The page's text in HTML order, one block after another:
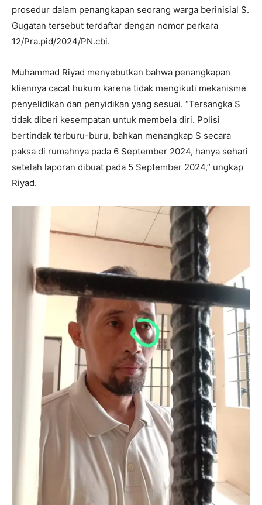
prosedur dalam penangkapan seorang warga berinisial S.
Gugatan tersebut terdaftar dengan nomor perkara
12/Pra.pid/2024/PN.cbi.
Muhammad Riyad menyebutkan bahwa penangkapan
kliennya cacat hukum karena tidak mengikuti mekanisme
penyelidikan dan penyidikan yang sesuai. “Tersangka S
tidak diberi kesempatan untuk membela diri. Polisi
bertindak terburu-buru, bahkan menangkap S secara
paksa di rumahnya pada 6 September 2024, hanya sehari
setelah laporan dibuat pada 5 September 2024,” ungkap
Riyad.